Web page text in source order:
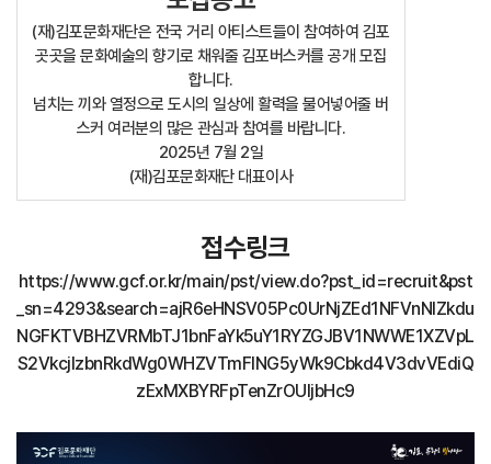
(재)김포문화재단은 전국 거리 아티스트들이 참여하여 김포
곳곳을 문화예술의 향기로 채워줄 김포버스커를 공개 모집
합니다.
넘치는 끼와 열정으로 도시의 일상에 활력을 불어넣어줄 버
스커 여러분의 많은 관심과 참여를 바랍니다.
2025년 7월 2일
(재)김포문화재단 대표이사
접수링크
https://www.gcf.or.kr/main/pst/view.do?pst_id=recruit&pst
_sn=4293&search=ajR6eHNSV05Pc0UrNjZEd1NFVnNIZkdu
NGFKTVBHZVRMbTJ1bnFaYk5uY1RYZGJBV1NWWE1XZVpL
S2VkcjIzbnRkdWg0WHZVTmFING5yWk9Cbkd4V3dvVEdiQ
zExMXBYRFpTenZrOUljbHc9